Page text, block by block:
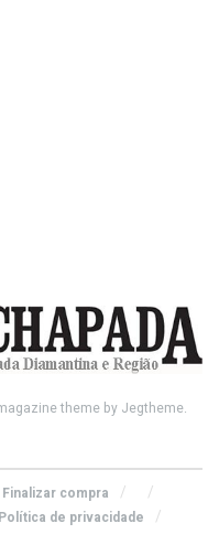
theme by Jegtheme.
Finalizar compra
Política de privacidade